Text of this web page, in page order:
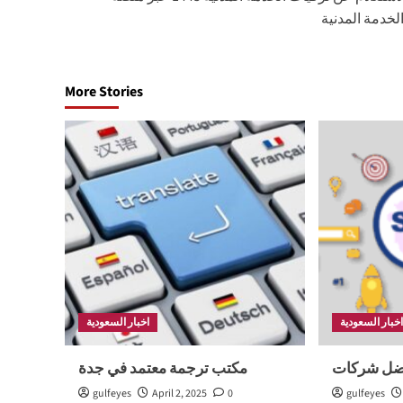
المدنية
More Stories
اخبار السعودية
مكتب ترجمة معتمد في جدة
gulfeyes April 2, 2025 0
اخبار السعودية
gulfeyes